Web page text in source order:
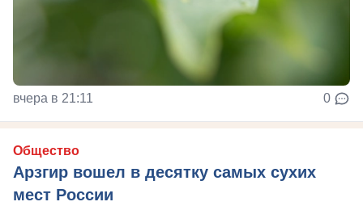
вчера в 21:11 0
Общество
Арзгир вошел в десятку самых сухих
мест России